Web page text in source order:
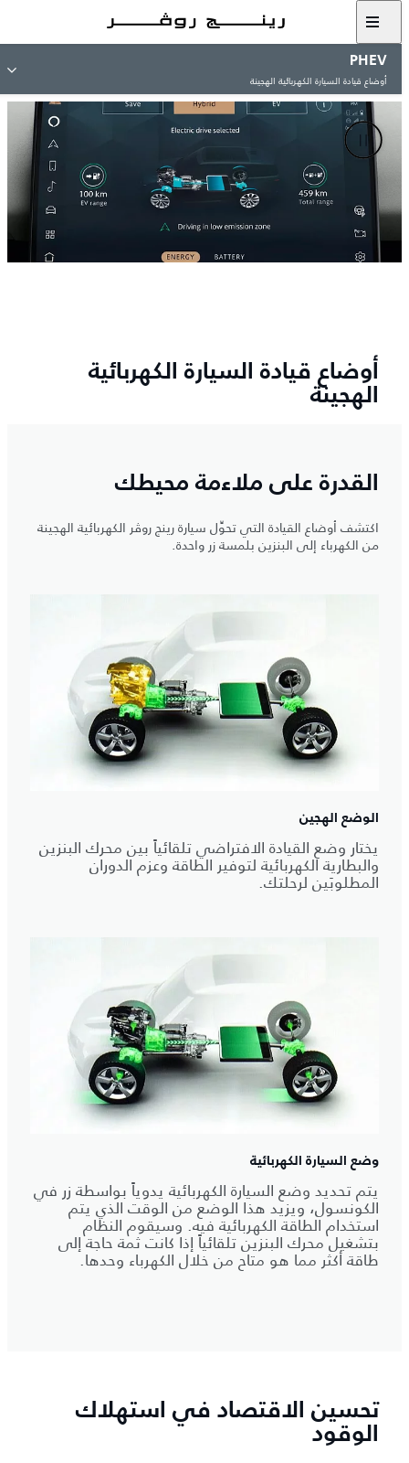
PHEV
أوضاع قيادة السيارة الكهربائية الهجينة
أوضاع قيادة السيارة الكهربائية
الهجينة
القدرة على ملاءمة محيطك
اكتشف أوضاع القيادة التي تحوِّل سيارة رينج روڤر الكهربائية الهجينة
من الكهرباء إلى البنزين بلمسة زر واحدة.
الوضع الهجين
يختار وضع القيادة الافتراضي تلقائياً بين محرك البنزين
والبطارية الكهربائية لتوفير الطاقة وعزم الدوران
المطلوبَين لرحلتك.
وضع السيارة الكهربائية
يتم تحديد وضع السيارة الكهربائية يدوياً بواسطة زر في
الكونسول، ويزيد هذا الوضع من الوقت الذي يتم
استخدام الطاقة الكهربائية فيه. وسيقوم النظام
بتشغيل محرك البنزين تلقائياً إذا كانت ثمة حاجة إلى
طاقة أكثر مما هو متاح من خلال الكهرباء وحدها.
تحسين الاقتصاد في استهلاك
الوقود